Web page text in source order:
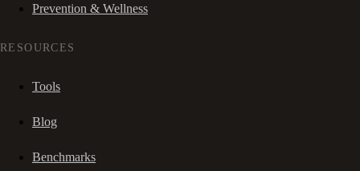
Prevention & Wellness
RESOURCES
Tools
Blog
Benchmarks